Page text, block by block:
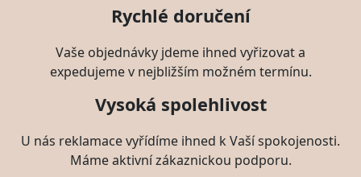
Rychlé doručení
Vaše objednávky jdeme ihned vyřizovat a
expedujeme v nejbližším možném termínu.
Vysoká spolehlivost
U nás reklamace vyřídíme ihned k Vaší spokojenosti.
Máme aktivní zákaznickou podporu.